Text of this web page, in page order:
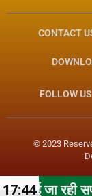
CONTACT
FOLLOW
© 2023
जल गंगा
17:44